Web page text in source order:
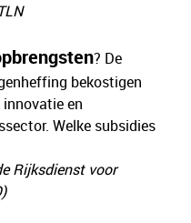
? De
bekostigen
en
Welke subsidies
Rijksdienst voor